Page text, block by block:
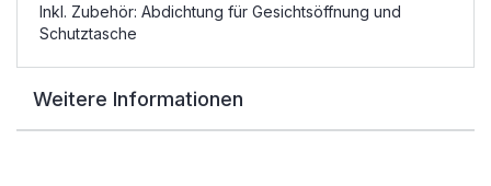
Inkl. Zubehör: Abdichtung für Gesichtsöffnung und
Schutztasche
Weitere Informationen